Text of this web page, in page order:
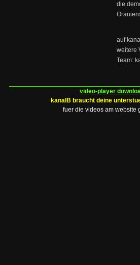
die
auf
weitere
Team:
video-player
kanalB braucht deine
fuer die videos am website